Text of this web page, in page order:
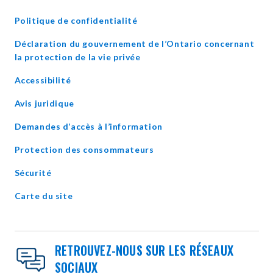
Politique de confidentialité
Déclaration du gouvernement de l’Ontario concernant
la protection de la vie privéeopens
Accessibilité
Avis juridique
Demandes d’accès à l’information
Protection des consommateurs
Sécurité
Carte du site
RETROUVEZ-NOUS SUR LES RÉSEAUX
SOCIAUX